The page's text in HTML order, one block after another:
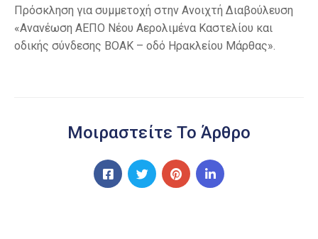
Πρόσκληση για συμμετοχή στην Ανοιχτή Διαβούλευση
«Ανανέωση ΑΕΠΟ Νέου Αερολιμένα Καστελίου και
οδικής σύνδεσης ΒΟΑΚ – οδό Ηρακλείου Μάρθας».
Μοιραστείτε Το Άρθρο